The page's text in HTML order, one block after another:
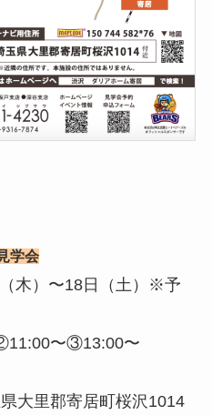
学会
木）〜18日（土）※予
〜③13:00〜
大里郡寄居町桜沢1014